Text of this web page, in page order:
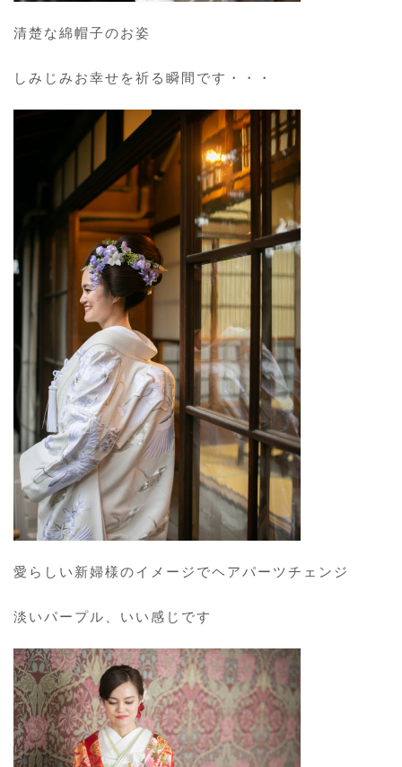
清楚な綿帽子のお姿
しみじみお幸せを祈る瞬間です・・・
愛らしい新婦様のイメージでヘアパーツチェンジ
淡いパープル、いい感じです